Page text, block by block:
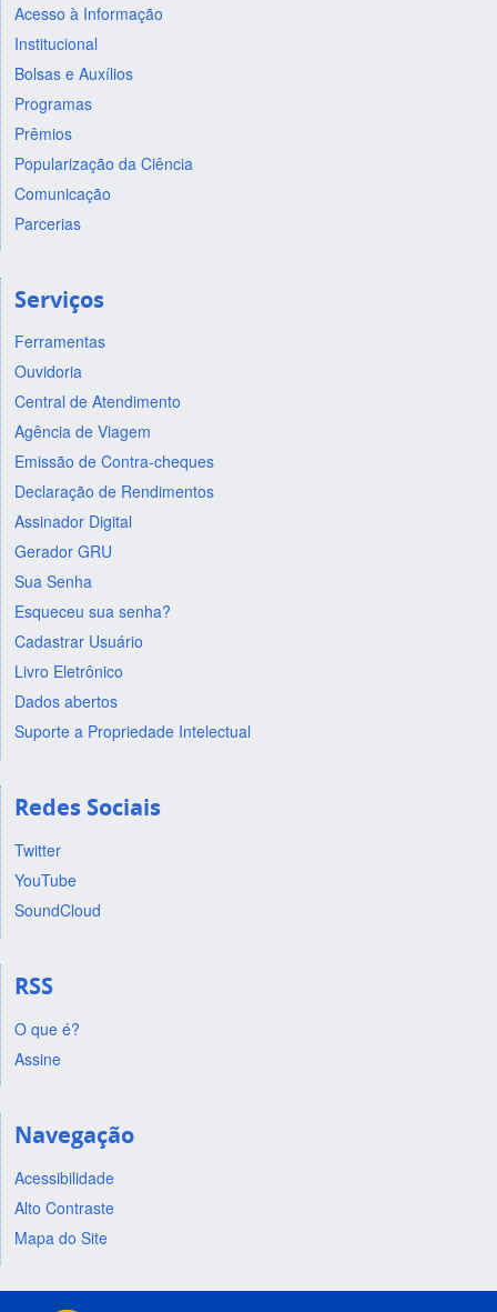
Acesso à Informação
Institucional
Bolsas e Auxílios
Programas
Prêmios
Popularização da Ciência
Comunicação
Parcerias
Serviços
Ferramentas
Ouvidoria
Central de Atendimento
Agência de Viagem
Emissão de Contra-cheques
Declaração de Rendimentos
Assinador Digital
Gerador GRU
Sua Senha
Esqueceu sua senha?
Cadastrar Usuário
Livro Eletrônico
Dados abertos
Suporte a Propriedade Intelectual
Redes Sociais
Twitter
YouTube
SoundCloud
RSS
O que é?
Assine
Navegação
Acessibilidade
Alto Contraste
Mapa do Site